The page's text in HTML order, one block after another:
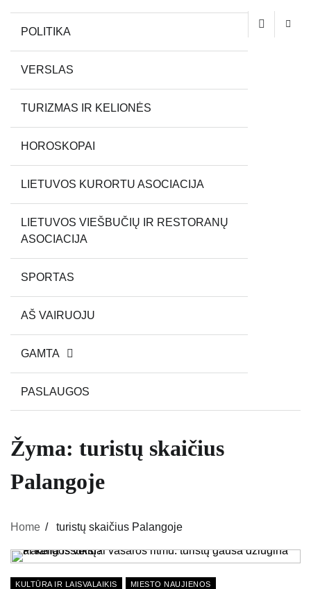
POLITIKA
VERSLAS
TURIZMAS IR KELIONĖS
HOROSKOPAI
LIETUVOS KURORTU ASOCIACIJA
LIETUVOS VIEŠBUČIŲ IR RESTORANŲ
ASOCIACIJA
SPORTAS
AŠ VAIRUOJU
GAMTA
PASLAUGOS
Žyma: turistų skaičius
Palangoje
Home turistų skaičius Palangoje
KULTŪRA IR LAISVALAIKIS MIESTO NAUJIENOS